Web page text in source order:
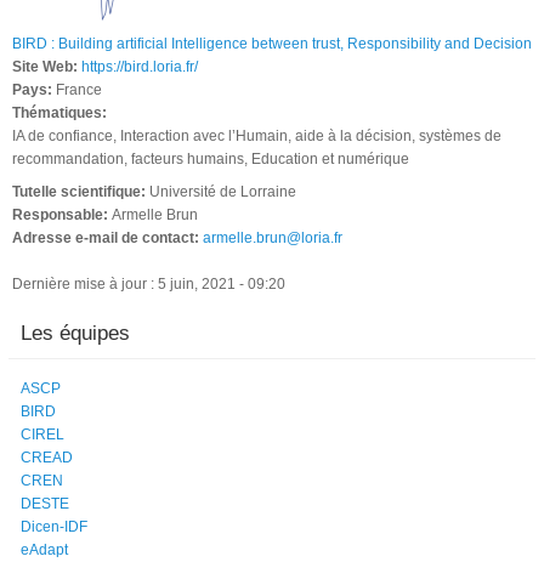
BIRD : Building artificial Intelligence between trust, Responsibility and Decision
Site Web: https://bird.loria.fr/
Pays: France
Thématiques:
IA de confiance, Interaction avec l’Humain, aide à la décision, systèmes de
recommandation, facteurs humains, Education et numérique
Tutelle scientifique: Université de Lorraine
Responsable: Armelle Brun
Adresse e-mail de contact: armelle.brun@loria.fr
Dernière mise à jour : 5 juin, 2021 - 09:20
Les équipes
ASCP
BIRD
CIREL
CREAD
CREN
DESTE
Dicen-IDF
eAdapt